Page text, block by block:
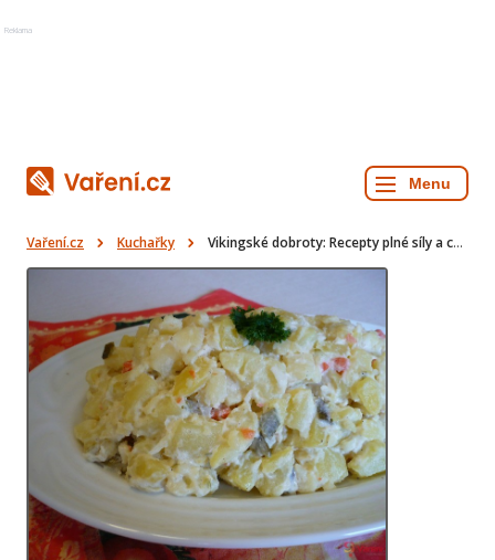
Reklama
Vaření.cz Kuchařky Vikingské dobroty: Recepty plné síly a chuti